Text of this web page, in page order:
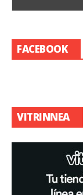
FACEBOOK
VITRINNEA